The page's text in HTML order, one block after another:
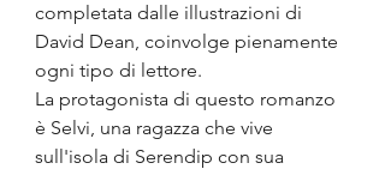
completata dalle illustrazioni di
David Dean, coinvolge pienamente
ogni tipo di lettore.
La protagonista di questo romanzo
è Selvi, una ragazza che vive
sull'isola di Serendip con sua